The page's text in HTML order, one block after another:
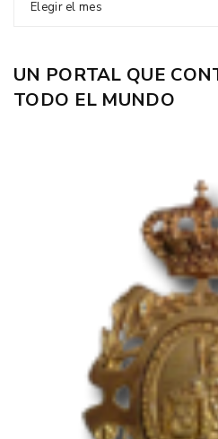
Elegir el mes
UN PORTAL QUE
TODO EL MUNDO